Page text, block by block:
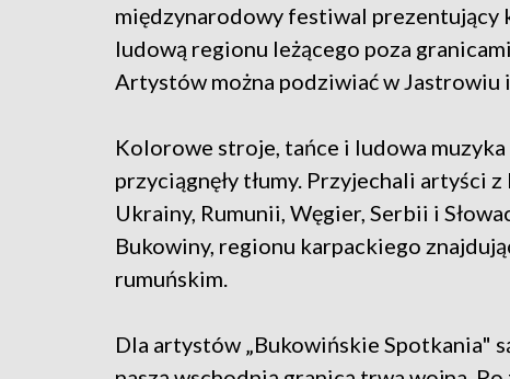
międzynarodowy festiwal prezentujący
ludową regionu leżącego poza
Artystów można podziwiać w Jastrowiu
Kolorowe stroje, tańce i ludowa muzyka
przyciągnęły tłumy. Przyjechali artyści z
Ukrainy, Rumunii, Węgier, Serbii i
Bukowiny, regionu karpackiego
rumuńskim.
Dla artystów „Bukowińskie Spotkania"